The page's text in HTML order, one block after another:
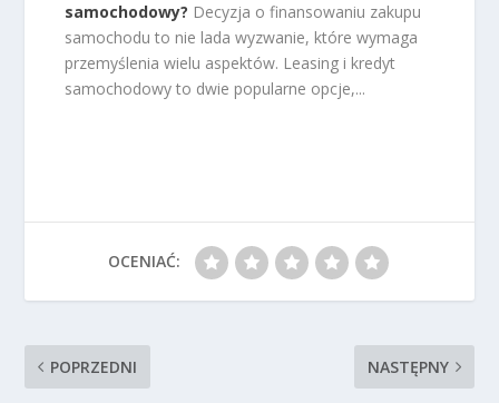
samochodowy? Decyzja o finansowaniu zakupu
samochodu to nie lada wyzwanie, które wymaga
przemyślenia wielu aspektów. Leasing i kredyt
samochodowy to dwie popularne opcje,...
OCENIAĆ:
POPRZEDNI NASTĘPNY